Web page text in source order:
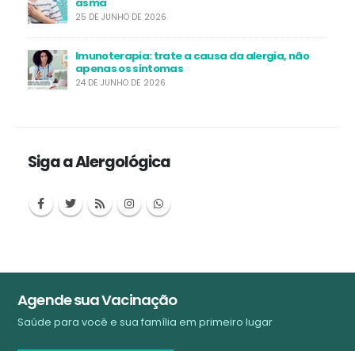
Tosse, chiado e falta de ar podem ser sinais de
asma
25 DE JUNHO DE 2026
Imunoterapia: trate a causa da alergia, não
apenas os sintomas
Agende sua Vacinação
Saúde para você e sua família em primeiro lugar